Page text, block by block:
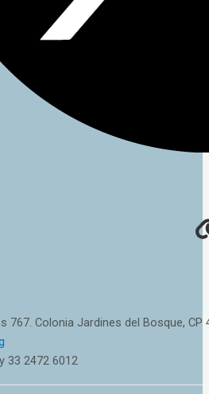
767. Colonia Jardines del Bosque, CP
33 2472 6012